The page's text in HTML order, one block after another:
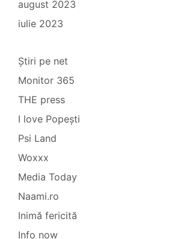
august 2023
iulie 2023
Știri pe net
Monitor 365
THE press
I love Popești
Psi Land
Woxxx
Media Today
Naami.ro
Inimă fericită
Info now